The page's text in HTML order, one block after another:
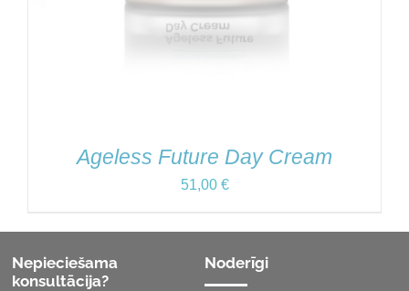
Ageless Future Day Cream
51,00 €
Nepieciešama
konsultācija?
Noderīgi